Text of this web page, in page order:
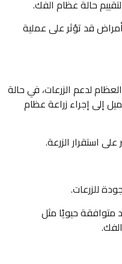
قد تؤثر على عملية
لدعم الزرعات، في حالة
إلى إجراء زراعة عظام
استقرار الزرعة.
للزرعات.
متوافقة حيويًا مثل